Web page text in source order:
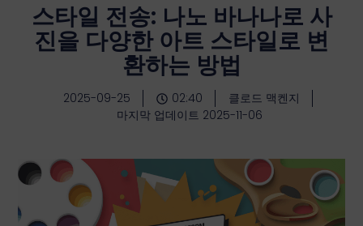
스타일 전송: 나노 바나나로 사
진을 다양한 아트 스타일로 변
환하는 방법
2025-09-25 02:40
클로드 맥켄지
마지막 업데이트 2025-11-06